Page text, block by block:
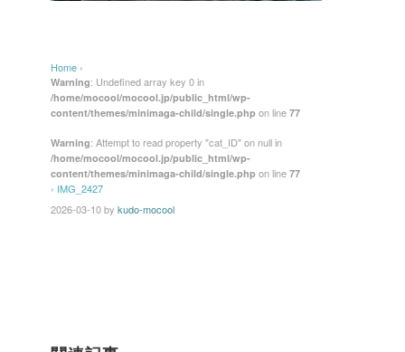
Home ›
Warning: Undefined array key 0 in
/home/mocool/mocool.jp/public_html/wp-
content/themes/minimaga-child/single.php on line 77
Warning: Attempt to read property "cat_ID" on null in
/home/mocool/mocool.jp/public_html/wp-
content/themes/minimaga-child/single.php on line 77
› IMG_2427
2026-03-10by kudo-mocool